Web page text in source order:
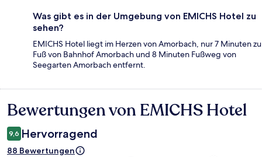
Was gibt es in der Umgebung von EMICHS Hotel zu
sehen?
EMICHS Hotel liegt im Herzen von Amorbach, nur 7 Minuten zu
Fuß von Bahnhof Amorbach und 8 Minuten Fußweg von
Seegarten Amorbach entfernt.
Bewertungen
Bewertungen von EMICHS Hotel
9,6 Hervorragend
88 Bewertungen